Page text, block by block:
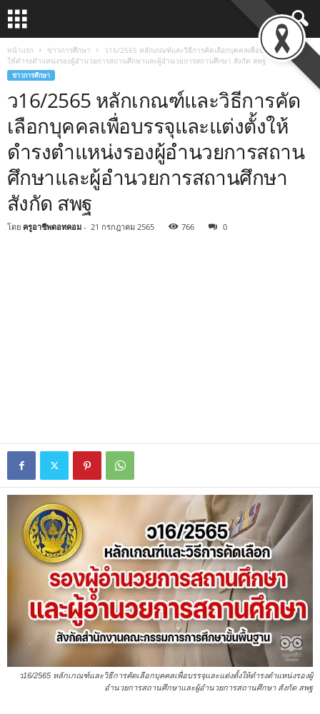
หน้าแรก ข่าวการศึกษา
ว16/2565 หลักเกณฑ์และวิธีการคัดเลือกบุคคลเพื่อบรรจุและแต่งตั้ง
ให้ดำรงตำแหน่งรองผู้อำนวยการสถานศึกษาและผู้อำนวยการสถานศึกษา สังกัด สพฐ
ข่าวการศึกษา
ว16/2565 หลักเกณฑ์และวิธีการคัด
เลือกบุคคลเพื่อบรรจุและแต่งตั้งให้
ดำรงตำแหน่งรองผู้อำนวยการสถาน
ศึกษาและผู้อำนวยการสถานศึกษา
สังกัด สพฐ
โดย ครูอาชีพดอทคอม - 21 กรกฎาคม 2565 766 0
ว16/2565 หลักเกณฑ์และวิธีการคัดเลือกบุคคลเพื่อบรรจุและแต่งตั้งให้ดำรงตำแหน่งรองผู้
อำนวยการสถานศึกษาและผู้อำนวยการสถานศึกษา สังกัด สพฐ